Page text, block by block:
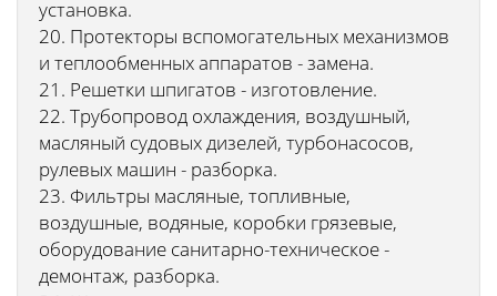
установка.
20. Протекторы вспомогательных механизмов
и теплообменных аппаратов - замена.
21. Решетки шпигатов - изготовление.
22. Трубопровод охлаждения, воздушный,
масляный судовых дизелей, турбонасосов,
рулевых машин - разборка.
23. Фильтры масляные, топливные,
воздушные, водяные, коробки грязевые,
оборудование санитарно-техническое -
демонтаж, разборка.